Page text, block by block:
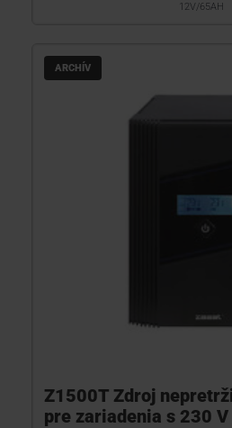
12V/65AH
ARCHÍV
Z1500T Zdroj
pre zariadenia s 230 V